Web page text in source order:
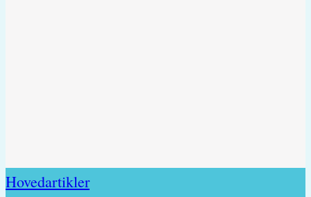
Hovedartikler